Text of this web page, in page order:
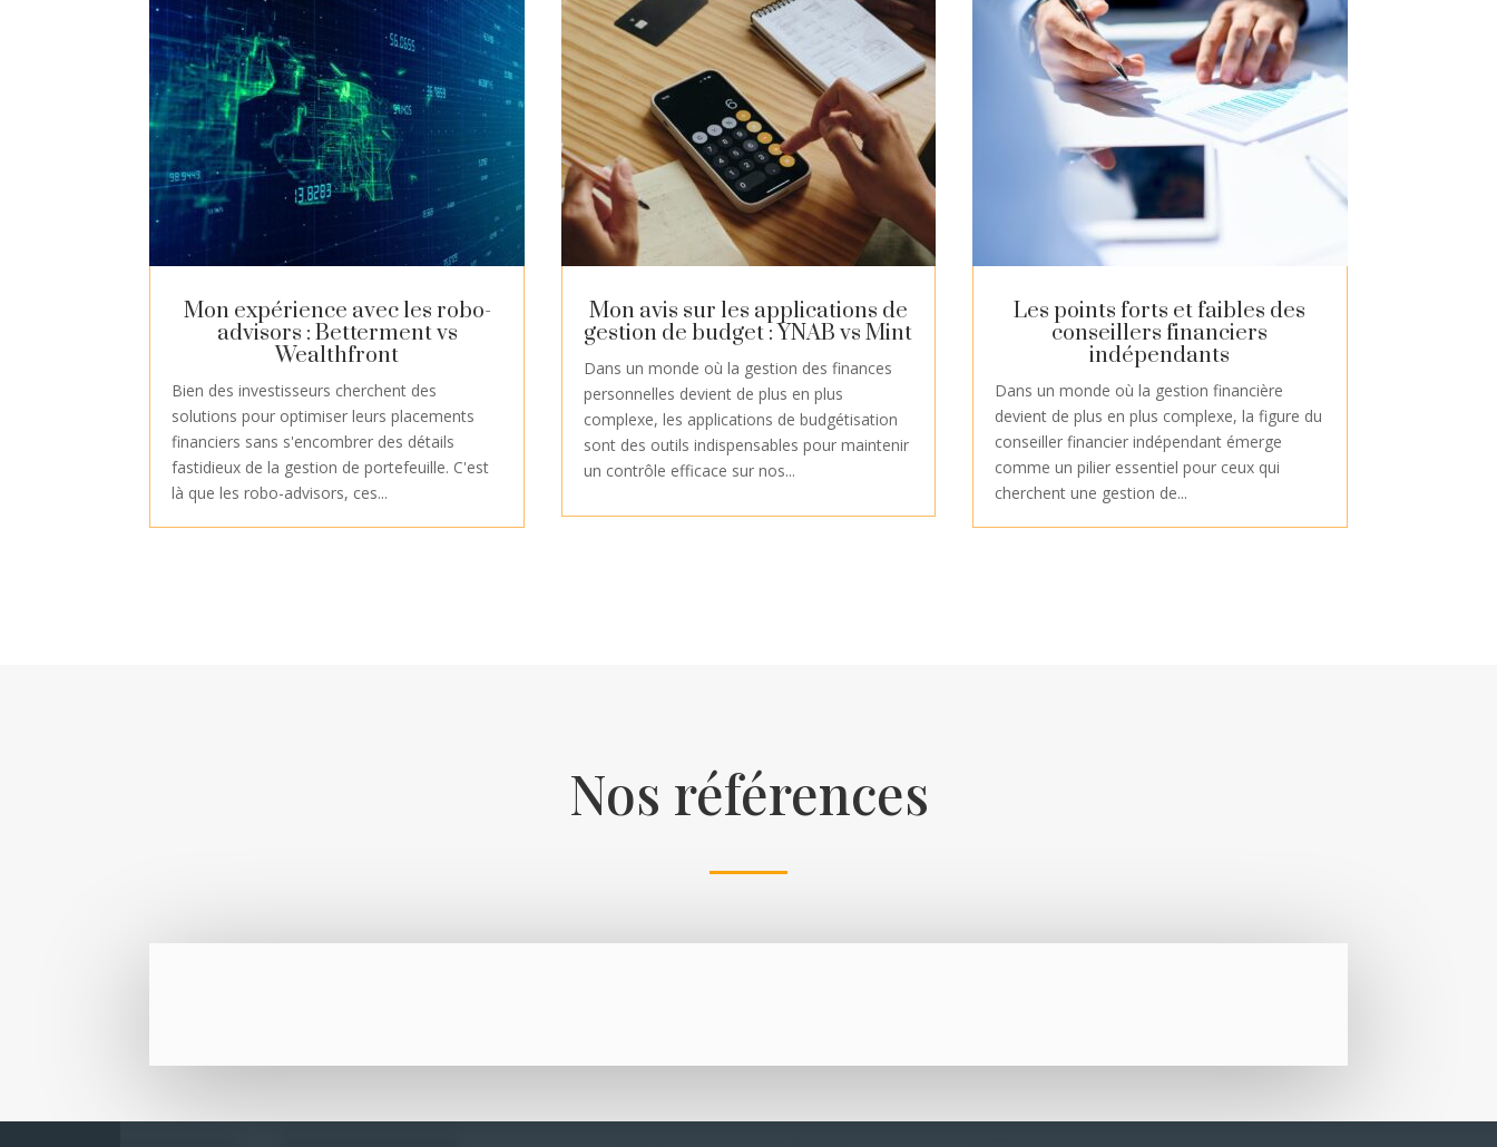
Mon expérience avec les robo-
advisors : Betterment vs
Wealthfront
Bien des investisseurs cherchent des
solutions pour optimiser leurs placements
financiers sans s'encombrer des détails
fastidieux de la gestion de portefeuille. C'est
là que les robo-advisors, ces...
Mon avis sur les applications de
gestion de budget : YNAB vs Mint
Dans un monde où la gestion des finances
personnelles devient de plus en plus
complexe, les applications de budgétisation
sont des outils indispensables pour maintenir
un contrôle efficace sur nos...
Les points forts et faibles des
conseillers financiers
indépendants
Dans un monde où la gestion financière
devient de plus en plus complexe, la figure du
conseiller financier indépendant émerge
comme un pilier essentiel pour ceux qui
cherchent une gestion de...
Nos références